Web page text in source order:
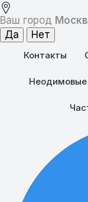
Ваш город
Контакты